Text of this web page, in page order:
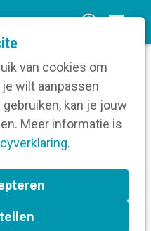
van cookies om
wilt aanpassen
kan je jouw
Meer informatie is
.
n
m
doelgroepen
en
ouderen?